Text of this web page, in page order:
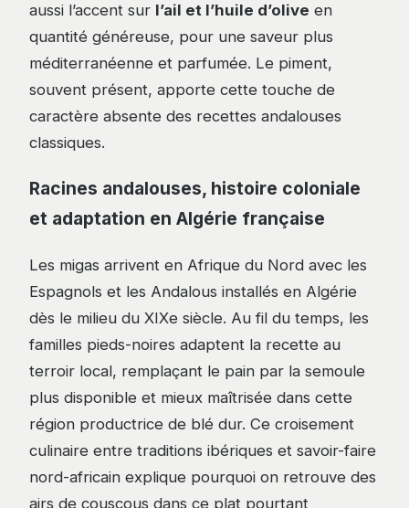
aussi l’accent sur l’ail et l’huile d’olive en
quantité généreuse, pour une saveur plus
méditerranéenne et parfumée. Le piment,
souvent présent, apporte cette touche de
caractère absente des recettes andalouses
classiques.
Racines andalouses, histoire coloniale
et adaptation en Algérie française
Les migas arrivent en Afrique du Nord avec les
Espagnols et les Andalous installés en Algérie
dès le milieu du XIXe siècle. Au fil du temps, les
familles pieds-noires adaptent la recette au
terroir local, remplaçant le pain par la semoule
plus disponible et mieux maîtrisée dans cette
région productrice de blé dur. Ce croisement
culinaire entre traditions ibériques et savoir-faire
nord-africain explique pourquoi on retrouve des
airs de couscous dans ce plat pourtant